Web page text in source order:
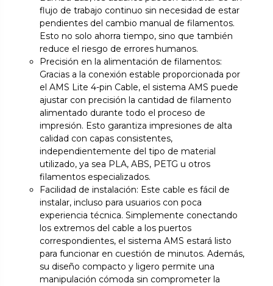
flujo de trabajo continuo sin necesidad de estar
pendientes del cambio manual de filamentos.
Esto no solo ahorra tiempo, sino que también
reduce el riesgo de errores humanos.
Precisión en la alimentación de filamentos:
Gracias a la conexión estable proporcionada por
el AMS Lite 4-pin Cable, el sistema AMS puede
ajustar con precisión la cantidad de filamento
alimentado durante todo el proceso de
impresión. Esto garantiza impresiones de alta
calidad con capas consistentes,
independientemente del tipo de material
utilizado, ya sea PLA, ABS, PETG u otros
filamentos especializados.
Facilidad de instalación: Este cable es fácil de
instalar, incluso para usuarios con poca
experiencia técnica. Simplemente conectando
los extremos del cable a los puertos
correspondientes, el sistema AMS estará listo
para funcionar en cuestión de minutos. Además,
su diseño compacto y ligero permite una
manipulación cómoda sin comprometer la